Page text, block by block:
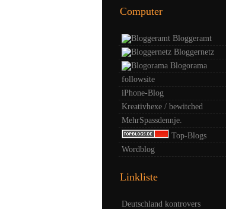
Computer
Bloggeramt
Bloggernetz
Blogorama
followsite
iPhone-Blog
Kreativhexe / bewitched
MehrSpassdennje.
Top-Blogs
Wordblog
Linkliste
Deutschland kontrovers